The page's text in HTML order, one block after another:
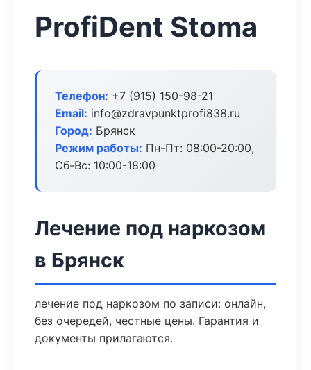
ProfiDent Stoma
Телефон: +7 (915) 150-98-21
Email: info@zdravpunktprofi838.ru
Город: Брянск
Режим работы: Пн-Пт: 08:00-20:00,
Сб-Вс: 10:00-18:00
Лечение под наркозом
в Брянск
лечение под наркозом по записи: онлайн,
без очередей, честные цены. Гарантия и
документы прилагаются.